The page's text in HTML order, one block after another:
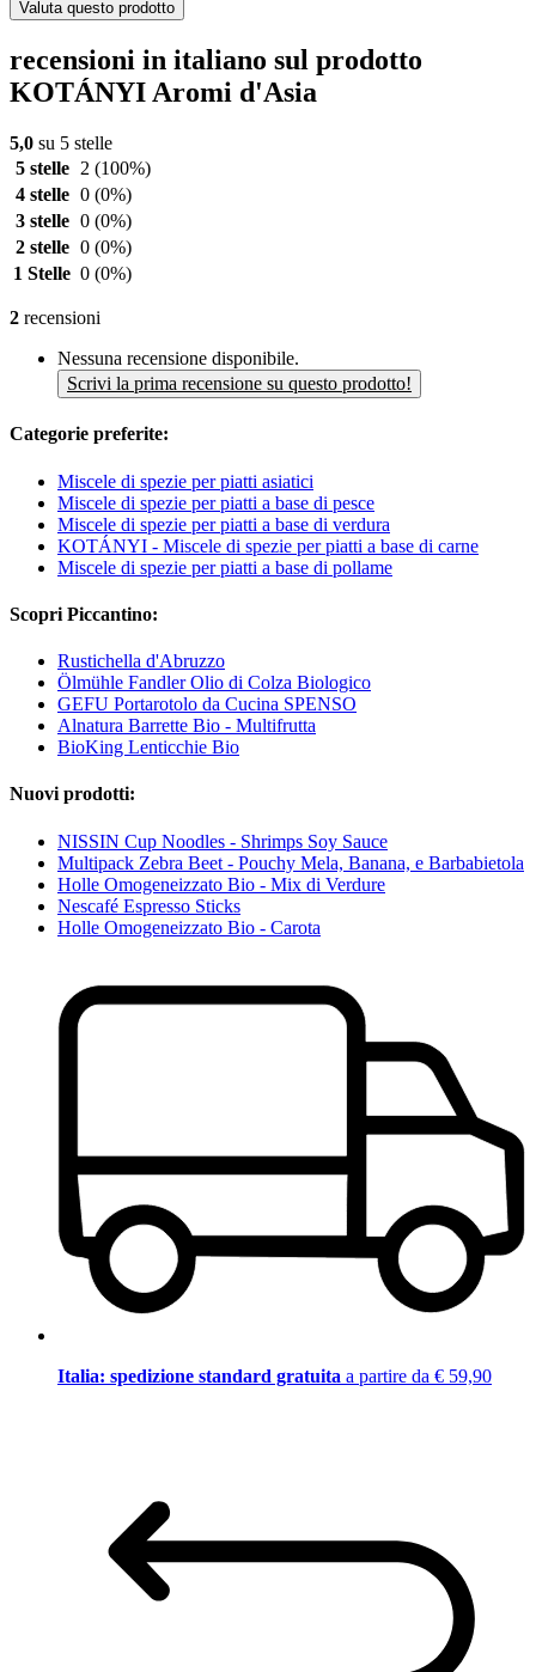
Valuta questo prodotto
recensioni in italiano sul prodotto
KOTÁNYI Aromi d'Asia
5,0 su 5 stelle
5 stelle
2 (100%)
4 stelle 0 (0%)
3 stelle 0 (0%)
2 stelle 0 (0%)
1 Stelle 0 (0%)
2 recensioni
Nessuna recensione disponibile.
Scrivi la prima recensione su questo prodotto!
Categorie preferite:
Miscele di spezie per piatti asiatici
Miscele di spezie per piatti a base di pesce
Miscele di spezie per piatti a base di verdura
KOTÁNYI - Miscele di spezie per piatti a base di carne
Miscele di spezie per piatti a base di pollame
Scopri Piccantino:
Rustichella d'Abruzzo
Ölmühle Fandler Olio di Colza Biologico
GEFU Portarotolo da Cucina SPENSO
Alnatura Barrette Bio - Multifrutta
BioKing Lenticchie Bio
Nuovi prodotti:
NISSIN Cup Noodles - Shrimps Soy Sauce
Multipack Zebra Beet - Pouchy Mela, Banana, e Barbabietola
Holle Omogeneizzato Bio - Mix di Verdure
Nescafé Espresso Sticks
Holle Omogeneizzato Bio - Carota
Italia: spedizione standard gratuita a partire da € 59,90